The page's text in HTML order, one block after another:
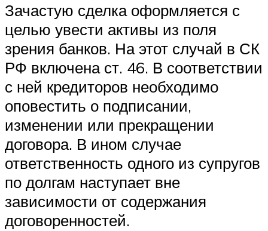
Зачастую сделка оформляется с
целью увести активы из поля
зрения банков. На этот случай в СК
РФ включена ст. 46. В соответствии
с ней кредиторов необходимо
оповестить о подписании,
изменении или прекращении
договора. В ином случае
ответственность одного из супругов
по долгам наступает вне
зависимости от содержания
договоренностей.